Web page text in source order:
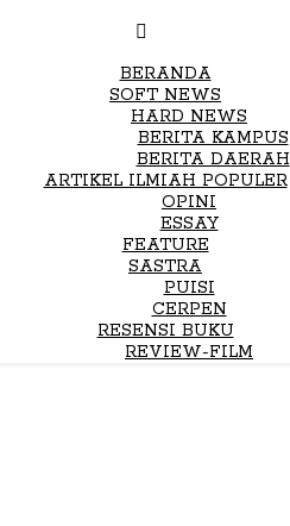
BERANDA
SOFT NEWS
HARD NEWS
BERITA KAMPUS
BERITA DAERAH
ARTIKEL ILMIAH POPULER
OPINI
ESSAY
FEATURE
SASTRA
PUISI
CERPEN
RESENSI BUKU
REVIEW-FILM